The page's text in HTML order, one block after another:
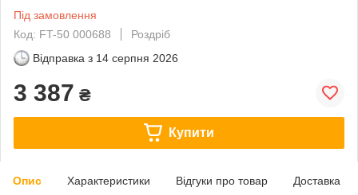
Під замовлення
Код: FT-50 000688
Роздріб
Відправка з 14 серпня 2026
3 387 ₴
Купити
Опис Характеристики Відгуки про товар Доставка